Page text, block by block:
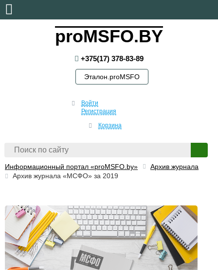
proMSFO.BY
+375(17) 378-83-89
Эталон.proMSFO
Войти
Регистрация
Корзина
Информационный портал «proMSFO.by»
Архив журнала
Архив журнала «МСФО» за 2019